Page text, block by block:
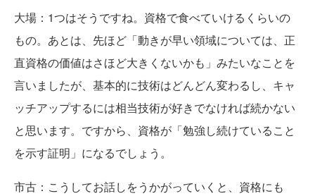
大場 ：1つはそうですね。資格で食べていけるくらいの
もの。あとは、先ほど「動きが早い領域については、正
直資格の価値はさほど大きくないかも」みたいなことを
言いましたが、基本的に技術はどんどん変わるし、キャ
ッチアップするには相当技術が好きでなければ続かない
と思います。ですから、資格が「勉強し続けていること
を示す証明」になるでしょう。
市古 ：こうしてお話しをうかがっていくと、資格にも